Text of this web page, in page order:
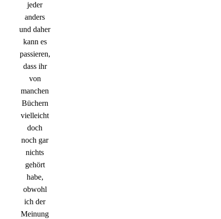
jeder
anders
und daher
kann es
passieren,
dass ihr
von
manchen
Büchern
vielleicht
doch
noch gar
nichts
gehört
habe,
obwohl
ich der
Meinung